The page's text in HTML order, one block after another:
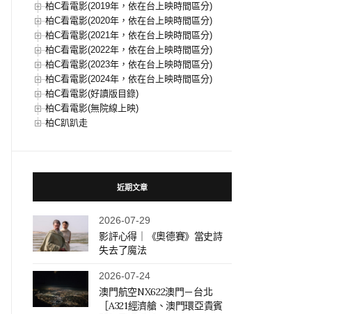
柏C看電影(2019年，依在台上映時間區分)
柏C看電影(2020年，依在台上映時間區分)
柏C看電影(2021年，依在台上映時間區分)
柏C看電影(2022年，依在台上映時間區分)
柏C看電影(2023年，依在台上映時間區分)
柏C看電影(2024年，依在台上映時間區分)
柏C看電影(好讀版目錄)
柏C看電影(無院線上映)
柏C趴趴走
近期文章
2026-07-29
影評心得｜《奧德賽》當史詩
失去了魔法
2026-07-24
澳門航空NX622澳門－台北
［A321經濟艙、澳門環亞貴賓